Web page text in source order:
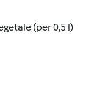
(per 0,5 l)